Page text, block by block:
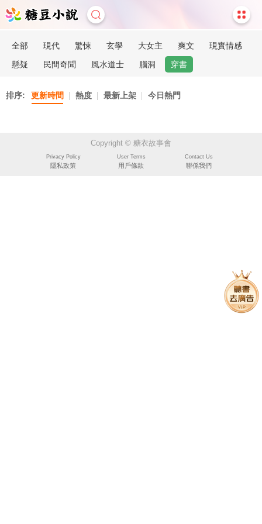
全部 現代 驚悚 玄學 大女主 爽文
現實情感
懸疑
民間奇聞 風水道士 腦洞 穿書
排序: 更新時間 熱度 最新上架 今日熱門
Copyright © 糖衣故事會
Privacy Policy
隱私政策
User Terms
用戶條款
Contact Us
聯係我們